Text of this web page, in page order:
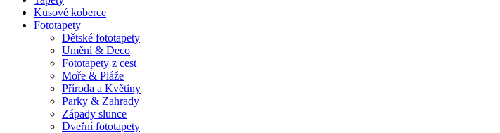
Kusové koberce
Fototapety
Dětské fototapety
Umění & Deco
Fototapety z cest
Moře & Pláže
Příroda a Květiny
Parky & Zahrady
Západy slunce
Dveřní fototapety